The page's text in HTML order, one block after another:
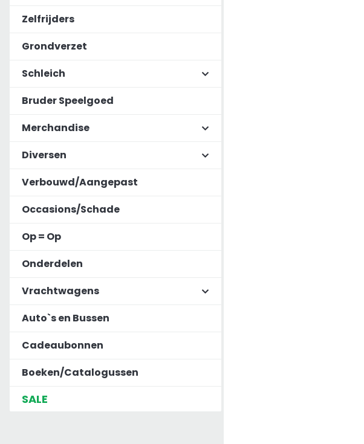
Zelfrijders
Grondverzet
Schleich
Bruder Speelgoed
Merchandise
Diversen
Verbouwd/Aangepast
Occasions/Schade
Op = Op
Onderdelen
Vrachtwagens
Auto`s en Bussen
Cadeaubonnen
Boeken/Catalogussen
SALE